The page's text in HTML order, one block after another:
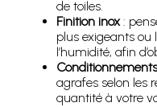
de toiles.
Finition inox:
plus exigeants ou
l’humidité, afin
agrafes selon les
quantité à votre